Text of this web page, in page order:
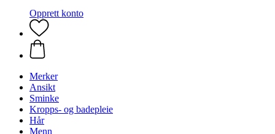
Opprett konto
Merker
Ansikt
Sminke
Kropps- og badepleie
Hår
Menn